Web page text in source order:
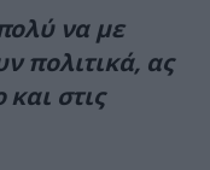
να με
πολιτικά, ας
στις